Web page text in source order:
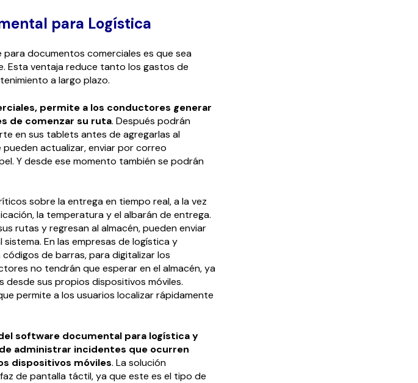
para Logística
documentos comerciales es que sea
Esta ventaja reduce tanto los gastos de
a largo plazo.
permite a los conductores generar
de comenzar su ruta. Después podrán
en sus tablets antes de agregarlas al
actualizar, enviar por correo
Y desde ese momento también se podrán
sobre la entrega en tiempo real, a la vez
la temperatura y el albarán de entrega.
rutas y regresan al almacén, pueden enviar
En las empresas de logística y
de barras, para digitalizar los
no tendrán que esperar en el almacén, ya
sus propios dispositivos móviles.
permite a los usuarios localizar rápidamente
software documental para logística y
administrar incidentes que ocurren
dispositivos móviles. La solución
de pantalla táctil, ya que este es el tipo de